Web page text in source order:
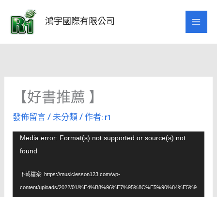
要
鴻宇國際有限公司
【好書推薦 】
發佈留言/未分類/ 作者:r1
視
訊
放
器
Media error: Format(s) not supported or source(s) not
found
下載檔案: https://musiclesson123.com/wp-
content/uploads/2022/01/%E4%B8%96%E7%95%8C%E5%90%84%E5%9